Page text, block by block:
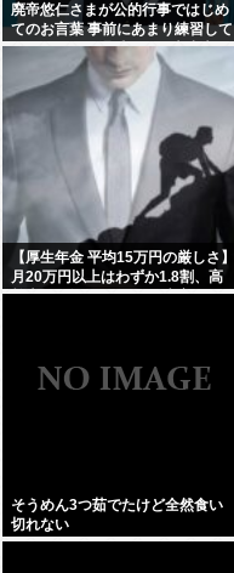
廃帝悠仁さまが公的行事ではじめ
てのお言葉 事前にあまり練習して
ないっぽい。滑舌悪いし大丈夫な
【厚生年金 平均15万円の厳しさ】
月20万円以上はわずか1.8割、高
齢夫婦は毎月4.2万円の赤字に
そうめん3つ茹でたけど全然食い
切れない